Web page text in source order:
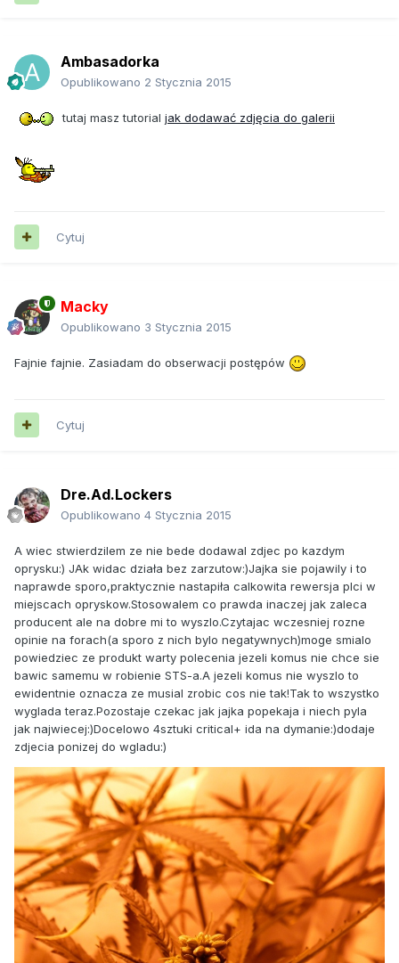
Ambasadorka
Opublikowano 2 Stycznia 2015
tutaj masz tutorial jak dodawać zdjęcia do galerii
Cytuj
Macky
Opublikowano 3 Stycznia 2015
Fajnie fajnie. Zasiadam do obserwacji postępów
Cytuj
Dre.Ad.Lockers
Opublikowano 4 Stycznia 2015
A wiec stwierdzilem ze nie bede dodawal zdjec po kazdym
oprysku:) JAk widac działa bez zarzutow:)Jajka sie pojawily i to
naprawde sporo,praktycznie nastapiła calkowita rewersja plci w
miejscach opryskow.Stosowalem co prawda inaczej jak zaleca
producent ale na dobre mi to wyszlo.Czytajac wczesniej rozne
opinie na forach(a sporo z nich bylo negatywnych)moge smialo
powiedziec ze produkt warty polecenia jezeli komus nie chce sie
bawic samemu w robienie STS-a.A jezeli komus nie wyszlo to
ewidentnie oznacza ze musial zrobic cos nie tak!Tak to wszystko
wyglada teraz.Pozostaje czekac jak jajka popekaja i niech pyla
jak najwiecej:)Docelowo 4sztuki critical+ ida na dymanie:)dodaje
zdjecia ponizej do wgladu:)